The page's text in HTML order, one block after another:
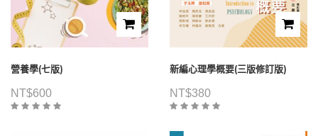
營養學(七版)
NT$600
新編心理學概要(三版修訂版)
NT$380